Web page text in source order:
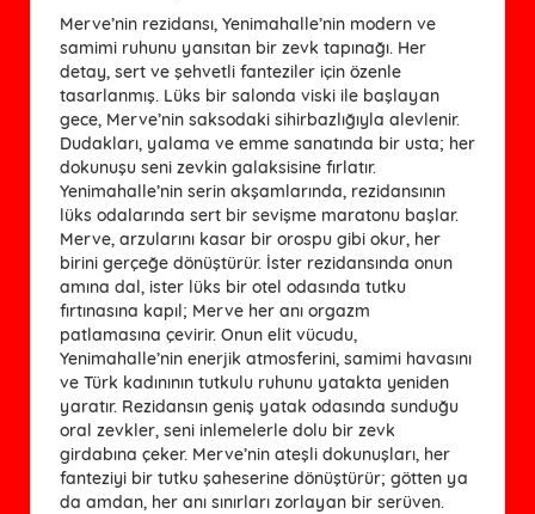
Merve’nin rezidansı, Yenimahalle’nin modern ve
samimi ruhunu yansıtan bir zevk tapınağı. Her
detay, sert ve şehvetli fanteziler için özenle
tasarlanmış. Lüks bir salonda viski ile başlayan
gece, Merve’nin saksodaki sihirbazlığıyla alevlenir.
Dudakları, yalama ve emme sanatında bir usta; her
dokunuşu seni zevkin galaksisine fırlatır.
Yenimahalle’nin serin akşamlarında, rezidansının
lüks odalarında sert bir sevişme maratonu başlar.
Merve, arzularını kasar bir orospu gibi okur, her
birini gerçeğe dönüştürür. İster rezidansında onun
amına dal, ister lüks bir otel odasında tutku
fırtınasına kapıl; Merve her anı orgazm
patlamasına çevirir. Onun elit vücudu,
Yenimahalle’nin enerjik atmosferini, samimi havasını
ve Türk kadınının tutkulu ruhunu yatakta yeniden
yaratır. Rezidansın geniş yatak odasında sunduğu
oral zevkler, seni inlemelerle dolu bir zevk
girdabına çeker. Merve’nin ateşli dokunuşları, her
fanteziyi bir tutku şaheserine dönüştürür; götten ya
da amdan, her anı sınırları zorlayan bir serüven.